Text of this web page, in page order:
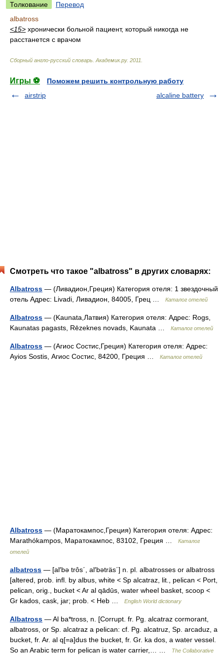
Толкование
Перевод
albatross
<15> хронически больной пациент, который никогда не
расстанется с врачом
Сборный англо-русский словарь Академик.ру. 2011
Игры ⚽
Поможем решить контрольную работу
airstrip
alcaline battery
Смотреть что такое "albatross" в других словарях:
Albatross — (Ливадион,Греция) Категория отеля: 1 звездочный
отель Адрес: Livadi, Ливадион, 84005, Грец …
Каталог отелей
Albatross — (Kaunata,Латвия) Категория отеля: Адрес: Rogs,
Kaunatas pagasts, Rēzeknes novads, Kaunata …
Каталог отелей
Albatross — (Агиос Состис,Греция) Категория отеля: Адрес:
Ayios Sostis, Агиос Состис, 84200, Греция …
Каталог отелей
Albatross — (Маратокампос,Греция) Категория отеля: Адрес:
Marathókampos, Маратокампос, 83102, Греция …
Каталог
отелей
albatross — [al′bə trôs΄, al′bəträs΄] n. pl. albatrosses or albatross
[altered, prob. infl. by albus, white < Sp alcatraz, lit., pelican < Port,
pelican, orig., bucket < Ar al qādūs, water wheel basket, scoop <
Gr kados, cask, jar; prob. < Heb …
English World dictionary
Albatross — Al ba*tross, n. [Corrupt. fr. Pg. alcatraz cormorant,
albatross, or Sp. alcatraz a pelican: cf. Pg. alcatruz, Sp. arcaduz, a
bucket, fr. Ar. al q[=a]dus the bucket, fr. Gr. ka dos, a water vessel.
So an Arabic term for pelican is water carrier,… …
The Collaborative